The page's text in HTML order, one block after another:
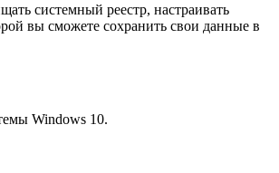
системный реестр, настраивать
вы сможете сохранить свои данные в
Windows 10.